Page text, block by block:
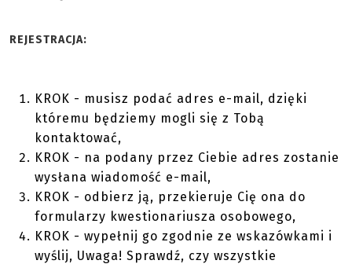
REJESTRACJA:
KROK - musisz podać adres e-mail, dzięki
któremu będziemy mogli się z Tobą
kontaktować,
KROK - na podany przez Ciebie adres zostanie
wysłana wiadomość e-mail,
KROK - odbierz ją, przekieruje Cię ona do
formularzy kwestionariusza osobowego,
KROK - wypełnij go zgodnie ze wskazówkami i
wyślij, Uwaga! Sprawdź, czy wszystkie